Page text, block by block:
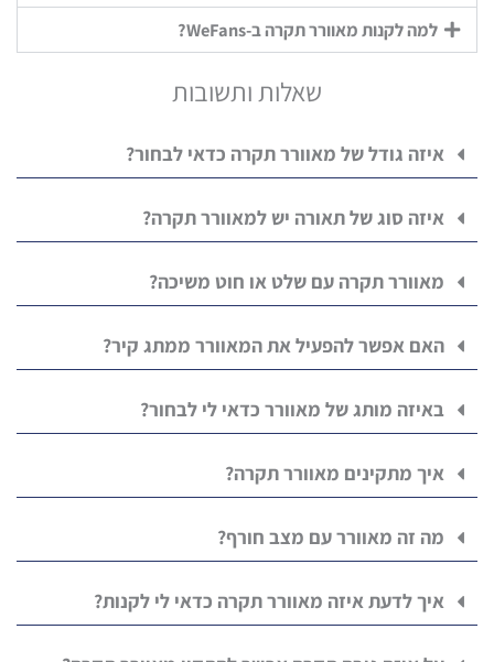
למה לקנות מאוורר תקרה ב-WeFans?
שאלות ותשובות
איזה גודל של מאוורר תקרה כדאי לבחור?
איזה סוג של תאורה יש למאוורר תקרה?
מאוורר תקרה עם שלט או חוט משיכה?
האם אפשר להפעיל את המאוורר ממתג קיר?
באיזה מותג של מאוורר כדאי לי לבחור?
איך מתקינים מאוורר תקרה?
מה זה מאוורר עם מצב חורף?
איך לדעת איזה מאוורר תקרה כדאי לי לקנות?